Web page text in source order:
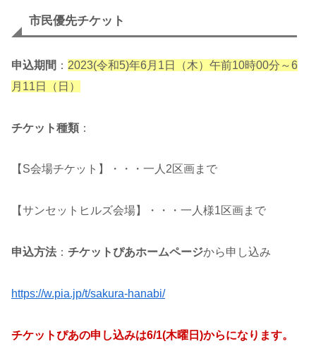
市民優先チケット
申込期間 ： 2023(令和5)年6月1日（木）午前10時00分～6
月11日（日）
チケット種類 ：
【S会場チケット】・・・一人2区画まで
【サンセットヒルズ会場】・・・一人様1区画まで
申込方法 ： チケットぴあホームページから申し込み
https://w.pia.jp/t/sakura-hanabi/
チケットぴあの申し込みは6/1(木曜日)からになります。